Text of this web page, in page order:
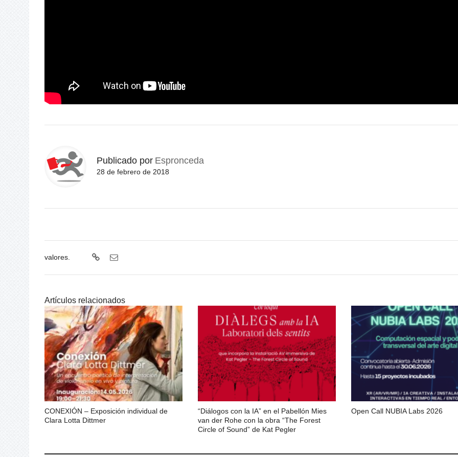
Publicado por Espronceda
28 de febrero de 2018
valores.
Artículos relacionados
CONEXIÓN – Exposición individual de
Clara Lotta Dittmer
“Diálogos con la IA” en el Pabellón Mies
van der Rohe con la obra “The Forest
Circle of Sound” de Kat Pegler
Open Call NUBIA Labs 2026